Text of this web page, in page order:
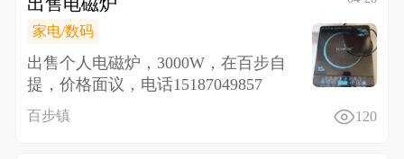
家电/数码
出售个人电磁炉，3000W，在百步自
提，价格面议，电话15187049857
百步镇 120